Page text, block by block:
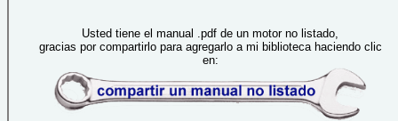
Usted tiene el manual .pdf de un motor no listado,
gracias por compartirlo para agregarlo a mi biblioteca haciendo clic
en: